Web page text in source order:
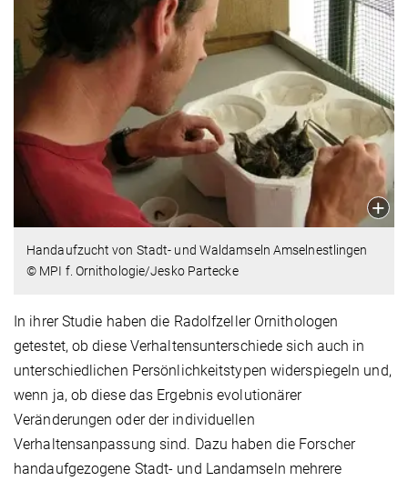
Handaufzucht von Stadt- und Waldamseln Amselnestlingen
© MPI f. Ornithologie/Jesko Partecke
In ihrer Studie haben die Radolfzeller Ornithologen
getestet, ob diese Verhaltensunterschiede sich auch in
unterschiedlichen Persönlichkeitstypen widerspiegeln und,
wenn ja, ob diese das Ergebnis evolutionärer
Veränderungen oder der individuellen
Verhaltensanpassung sind. Dazu haben die Forscher
handaufgezogene Stadt- und Landamseln mehrere